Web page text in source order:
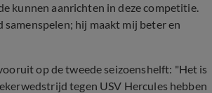
kunnen aanrichten in deze competitie.
samenspelen; hij maakt mij beter en
op de tweede seizoenshelft: "Het is
tegen USV Hercules hebben